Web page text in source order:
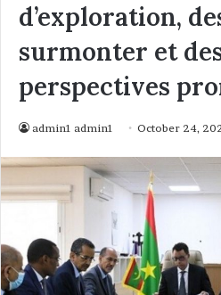
d’exploration,
surmonter et
perspectives
admin1 admin1 October 24,